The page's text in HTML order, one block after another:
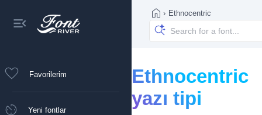
Favorilerim
Yeni fontlar
› Ethnocentric
Ethnocentric
yazı tipi